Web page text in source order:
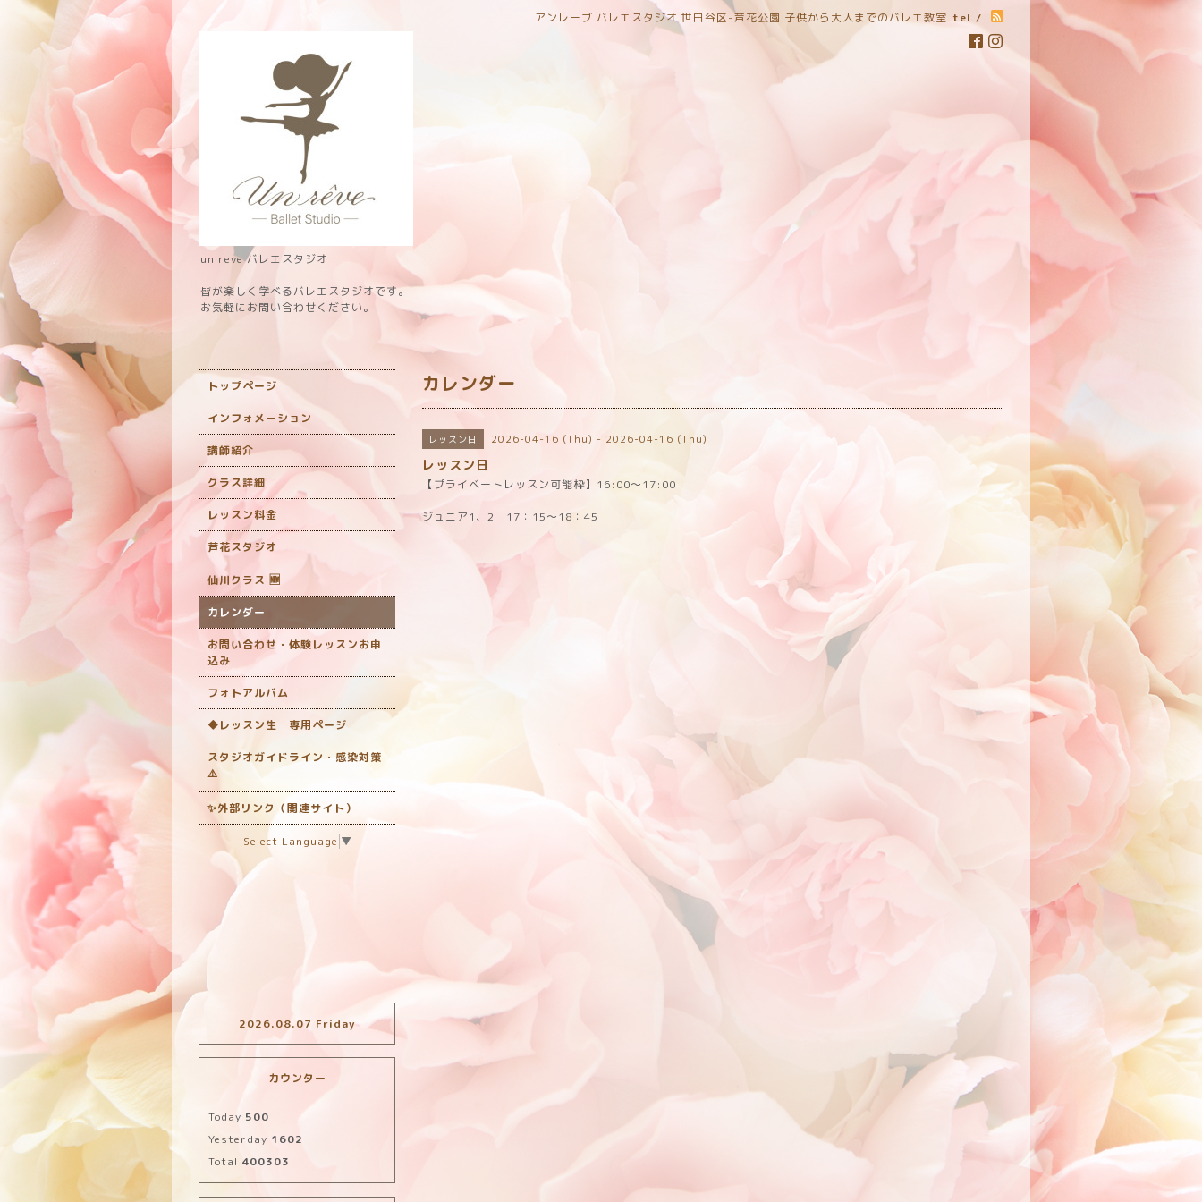
アンレーブ バレエスタジオ 世田谷区-芦花公園 子供から大人までのバレエ教室 tel /
un reve バレエスタジオ
皆が楽しく学べるバレエスタジオです。
お気軽にお問い合わせください。
カレンダー
レッスン日 2026-04-16 (Thu) - 2026-04-16 (Thu)
レッスン日
【プライベートレッスン可能枠】16:00〜17:00
ジュニア1、2 17：15～18：45
トップページ
インフォメーション
講師紹介
クラス詳細
レッスン料金
芦花スタジオ
仙川クラス 🆕
カレンダー
お問い合わせ・体験レッスンお申
込み
フォトアルバム
◆レッスン生 専用ページ
スタジオガイドライン・感染対策
‎⚠️
✨外部リンク（関連サイト）
Select Language ▼
2026.08.07 Friday
カウンター
Today 500
Yesterday 1602
Total 400303